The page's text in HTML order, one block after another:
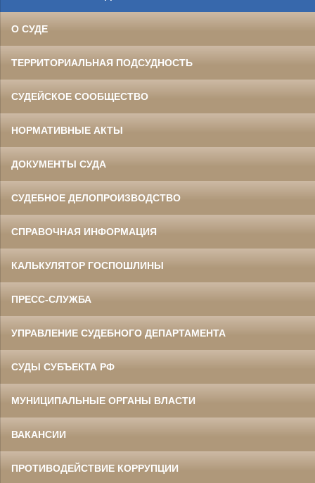
О СУДЕ
ТЕРРИТОРИАЛЬНАЯ ПОДСУДНОСТЬ
СУДЕЙСКОЕ СООБЩЕСТВО
НОРМАТИВНЫЕ АКТЫ
ДОКУМЕНТЫ СУДА
СУДЕБНОЕ ДЕЛОПРОИЗВОДСТВО
СПРАВОЧНАЯ ИНФОРМАЦИЯ
КАЛЬКУЛЯТОР ГОСПОШЛИНЫ
ПРЕСС-СЛУЖБА
УПРАВЛЕНИЕ СУДЕБНОГО ДЕПАРТАМЕНТА
СУДЫ СУБЪЕКТА РФ
МУНИЦИПАЛЬНЫЕ ОРГАНЫ ВЛАСТИ
ВАКАНСИИ
ПРОТИВОДЕЙСТВИЕ КОРРУПЦИИ